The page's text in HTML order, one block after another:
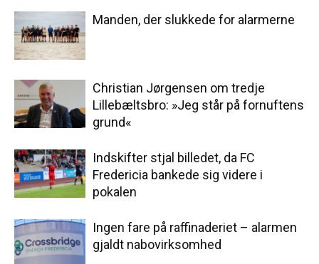
Manden, der slukkede for alarmerne
Christian Jørgensen om tredje
Lillebæltsbro: »Jeg står på fornuftens
grund«
Indskifter stjal billedet, da FC
Fredericia bankede sig videre i
pokalen
Ingen fare på raffinaderiet – alarmen
gjaldt nabovirksomhed